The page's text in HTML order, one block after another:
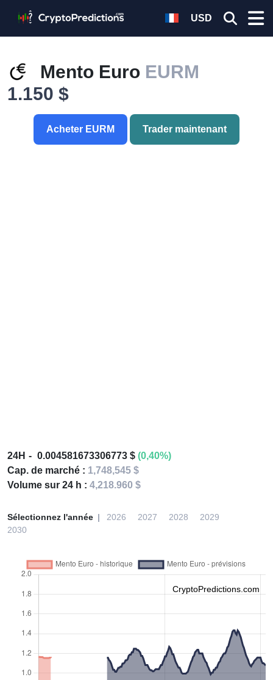
USD
Mento Euro EURM
1.150 $
Acheter EURM Trader maintenant
24H 0.004581673306773 $ (0,40%)
Cap. de marché : 1,748,545 $
Volume sur 24 h : 4,218.960 $
Sélectionnez l'année 2026 2027 2028
2029
2030
CryptoPredictions.com